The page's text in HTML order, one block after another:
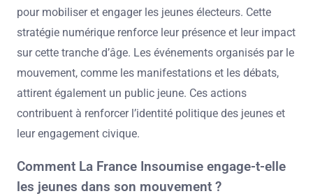
pour mobiliser et engager les jeunes électeurs. Cette
stratégie numérique renforce leur présence et leur impact
sur cette tranche d’âge. Les événements organisés par le
mouvement, comme les manifestations et les débats,
attirent également un public jeune. Ces actions
contribuent à renforcer l’identité politique des jeunes et
leur engagement civique.
Comment La France Insoumise engage-t-elle
les jeunes dans son mouvement ?